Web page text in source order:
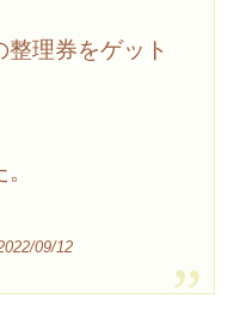
理券をゲット
09/12